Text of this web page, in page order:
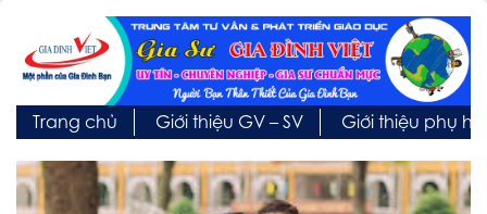
Trang chủ Giới thiệu GV – SV Giới thiệu phụ